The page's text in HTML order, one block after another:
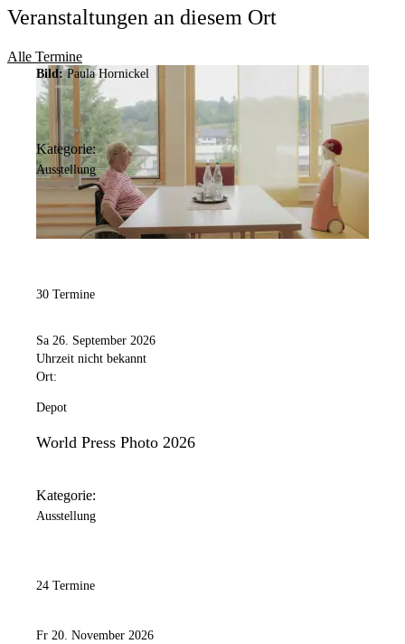
Veranstaltungen an diesem Ort
Alle Termine
Bild: Paula Hornickel
Kategorie:
Ausstellung
30 Termine
Sa 26. September 2026
Uhrzeit nicht bekannt
Ort:
Depot
World Press Photo 2026
Kategorie:
Ausstellung
24 Termine
Fr 20. November 2026